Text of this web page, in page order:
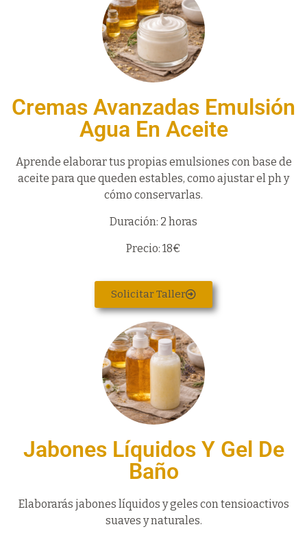
Cremas Avanzadas Emulsión
Agua En Aceite
Aprende elaborar tus propias emulsiones con base de
aceite para que queden estables, como ajustar el ph y
cómo conservarlas.
Duración: 2 horas
Precio: 18€
Solicitar Taller
Jabones Líquidos Y Gel De
Baño
Elaborarás jabones líquidos y geles con tensioactivos
suaves y naturales.